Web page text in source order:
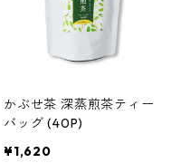
かぶせ茶 深蒸煎茶ティー
バッグ (40P)
¥1,620